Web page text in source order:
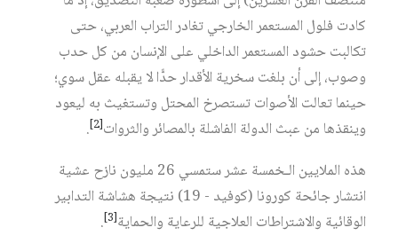
كادت فلول المستعمر الخارجي تغادر التراب العربي، حتى
تكالبت حشود المستعمر الداخلي على الإنسان من كل حدب
وصوب، إلى أن بلغت سخرية الأقدار حدًّا لا يقبله عقل سوي؛
حينما تعالت الأصوات تستصرخ المحتل وتستغيث به ليعود
وينقذها من عبث الدولة الفاشلة بالمصائر والثروات[2]
.
هذه الملايين الـخمسة عشر ستمسي 26 مليون نازح عشية
انتشار جائحة كورونا (كوفيد - 19) نتيجة هشاشة التدابير
الوقائية والاشتراطات العلاجية للرعاية والحماية[3]
.